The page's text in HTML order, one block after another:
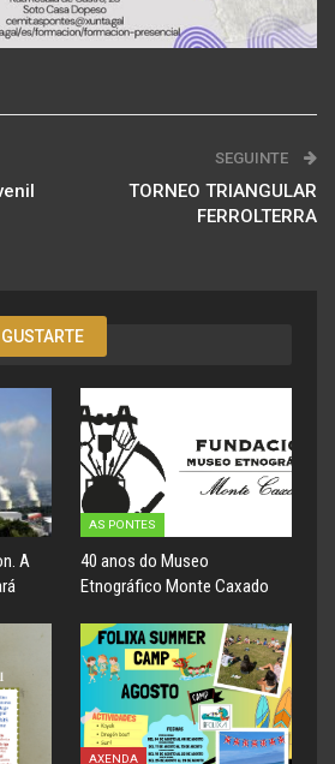
SEGUINTE
TORNEO TRIANGULAR
FERROLTERRA
A
AS PONTES
40 anos do Museo
Etnográfico Monte Caxado
AXENDA